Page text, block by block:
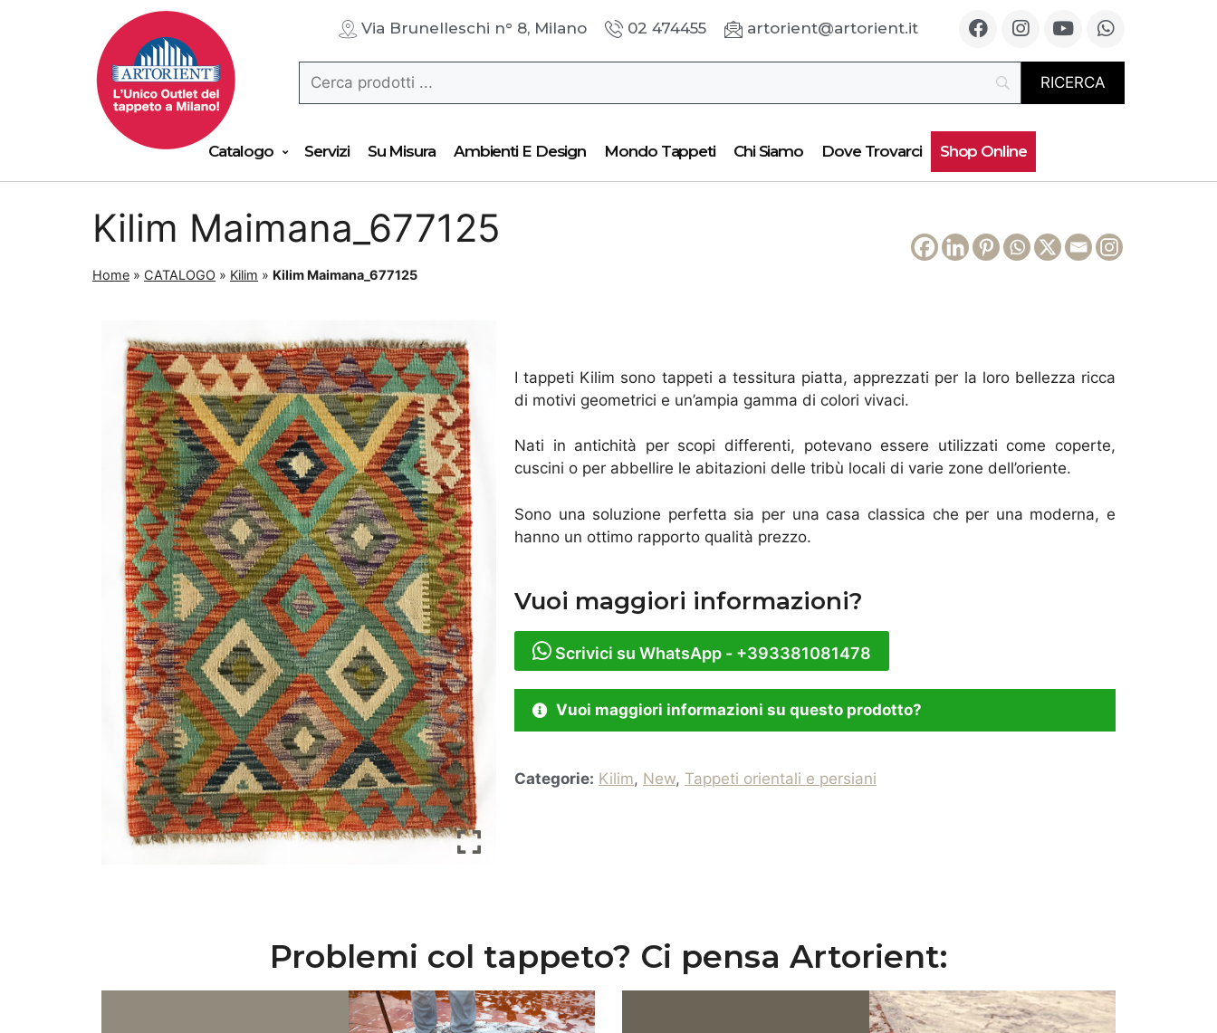
Via Brunelleschi n° 8, Milano 02 474455 artorient@artorient.it
Catalogo Servizi Su Misura Ambienti E Design Mondo Tappeti Chi Siamo Dove Trovarci Shop Online
Kilim Maimana_677125
Home » CATALOGO » Kilim » Kilim Maimana_677125
I tappeti Kilim sono tappeti a tessitura piatta, apprezzati per la loro bellezza ricca
di motivi geometrici e un’ampia gamma di colori vivaci.
Nati in antichità per scopi differenti, potevano essere utilizzati come coperte,
cuscini o per abbellire le abitazioni delle tribù locali di varie zone dell’oriente.
Sono una soluzione perfetta sia per una casa classica che per una moderna, e
hanno un ottimo rapporto qualità prezzo.
Vuoi maggiori informazioni?
Scrivici su WhatsApp - +393381081478
Vuoi maggiori informazioni su questo prodotto?
Categorie: Kilim, New, Tappeti orientali e persiani
Problemi col tappeto? Ci pensa Artorient: